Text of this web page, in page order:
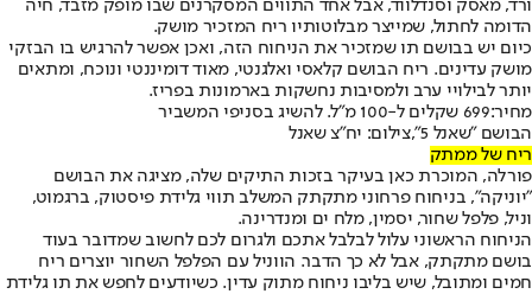
ורד, מאסק וסנדלווד, אבל אחד התווים המסקרנים שבו מופק מזבד, חיה
הדומה לחתול, שמייצר מבלוטותיו ריח המזכיר מושק.
כיום יש בבושם תו שמזכיר את הניחוח הזה, ואכן אפשר להרגיש בו הבזקי
מושק עדינים. ריח הבושם קלאסי ואלגנטי, מאוד דומיננטי ונוכח, ומתאים
יותר לבילויי ערב ולמסיבות נחשקות בארמונות בפריז.
מחיר:699 שקלים ל-100 מ"ל. להשיג בסניפי המשביר
הבושם "שאנל 5",צילום: יח"צ שאנל
ריח של ממתק
פורלה, המוכרת כאן בעיקר בזכות התיקים שלה, מציגה את הבושם
"יוניקה", בניחוח פרחוני מתקתק המשלב תווי גלידת פיסטוק, ברגמוט,
וניל, פלפל שחור, יסמין, מלח ים ומנדרינה.
הניחוח הראשוני עלול לבלבל אתכם ולגרום לכם לחשוב שמדובר בעוד
בושם מתקתק, אבל לא כך הדבר. הווניל עם הפלפל השחור יוצרים ריח
חמים ומתובל, שיש בליבו ניחוח מתוק עדין. כשיודעים לחפש את תו גלידת